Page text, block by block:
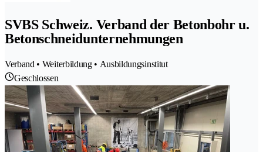
SVBS Schweiz. Verband der Betonbohr u.
Betonschneidunternehmungen
Verband • Weiterbildung • Ausbildungsinstitut
Geschlossen